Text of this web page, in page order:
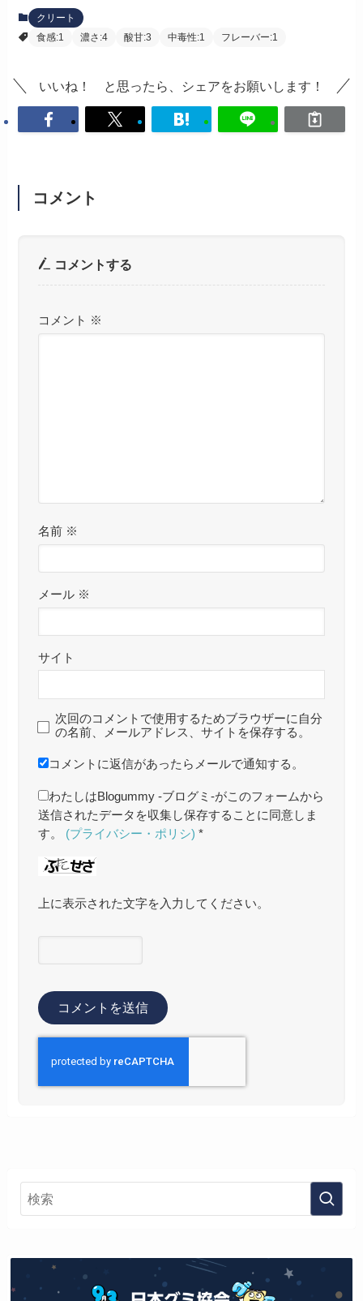
クリート
食感:1
濃さ:4 酸甘:3 中毒性:1 フレーバー:1
いいね！ と思ったら、シェアをお願いします！
コメント
コメントする
コメント ※
名前 ※
メール ※
サイト
次回のコメントで使用するためブラウザーに自分
の名前、メールアドレス、サイトを保存する。
コメントに返信があったらメールで通知する。
わたしはBlogummy -ブログミ-がこのフォームから
送信されたデータを収集し保存することに同意しま
す。 (プライバシー・ポリシ) *
上に表示された文字を入力してください。